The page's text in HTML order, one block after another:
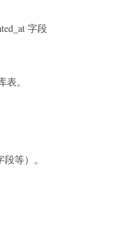
字段
。
等）。